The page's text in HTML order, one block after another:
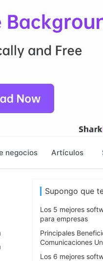
negocios Artículos
Supongo que
Los 5 mejores
para empresas
Principales
Comunicaciones
Los 6 mejores